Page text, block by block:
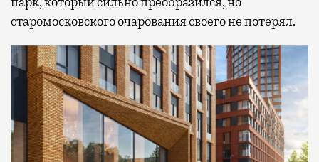
старомосковского очарования своего не потерял.